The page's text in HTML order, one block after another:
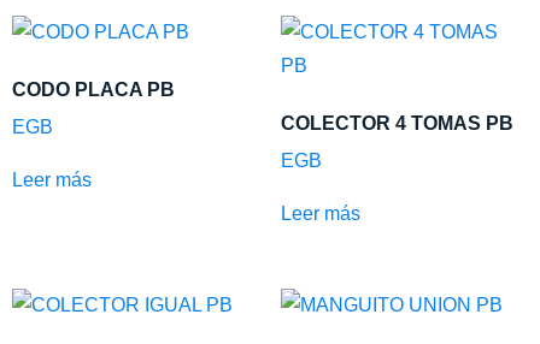
CODO PLACA PB
EGB
Leer más
COLECTOR 4 TOMAS PB
EGB
Leer más